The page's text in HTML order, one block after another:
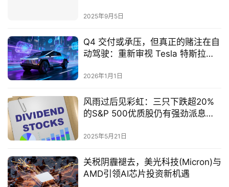
2025年9月5日
Q4 交付或承压，但真正的赌注在自
动驾驶：重新审视 Tesla 特斯拉的
2026年1月1日
风雨过后见彩虹：三只下跌超20%
的S&P 500优质股仍有强劲派息潜
2025年5月21日
关税阴霾褪去，美光科技(Micron)与
AMD引领AI芯片投资新机遇